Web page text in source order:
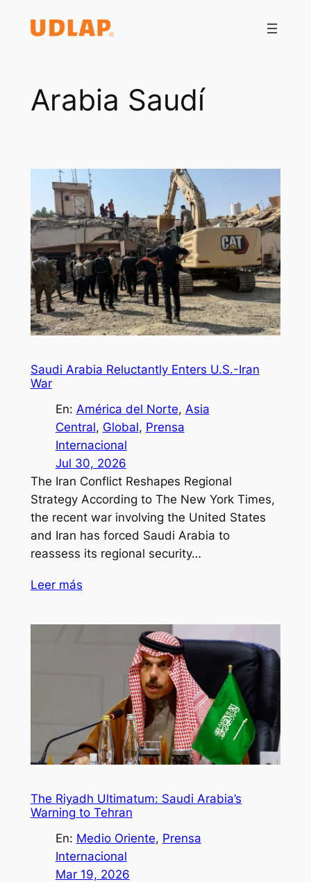
Arabia Saudí
Saudi Arabia Reluctantly Enters U.S.-Iran
War
En: América del Norte, Asia
Central, Global, Prensa
Internacional
Jul 30, 2026
The Iran Conflict Reshapes Regional
Strategy According to The New York Times,
the recent war involving the United States
and Iran has forced Saudi Arabia to
reassess its regional security…
Leer más
The Riyadh Ultimatum: Saudi Arabia’s
Warning to Tehran
En: Medio Oriente, Prensa
Internacional
Mar 19, 2026